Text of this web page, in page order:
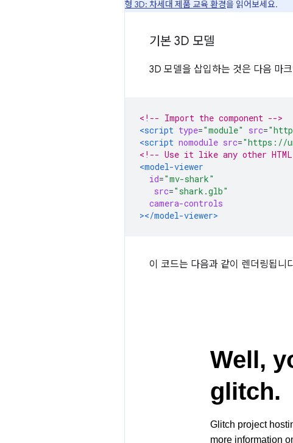
형 3D: 차세대 제품 교육 환경을 읽어보세요.
기본 3D 모델
3D 모델을 삽입하는 것은 다음 마
<!-- Import the component -->
<script type="module" src=
<script nomodule src="https://
<!-- Use it like any other
<model-viewer
id="mv-shark"
src="shark.glb"
camera-controls
></model-viewer>
이 코드는 다음과 같이 렌더링됩니